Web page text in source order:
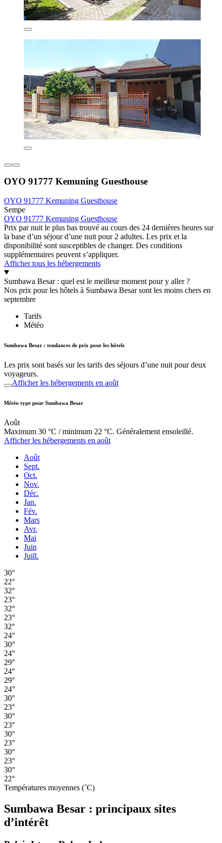
OYO 91777 Kemuning Guesthouse
OYO 91777 Kemuning Guesthouse
Sempe
OYO 91777 Kemuning Guesthouse
Prix par nuit le plus bas trouvé au cours des 24 dernières heures sur
la base d’un séjour d’une nuit pour 2 adultes. Les prix et la
disponibilité sont susceptibles de changer. Des conditions
supplémentaires peuvent s’appliquer.
Afficher tous les hébergements
Sumbawa Besar : quel est le meilleur moment pour y aller ?
Nos prix pour les hôtels à Sumbawa Besar sont les moins chers en
septembre
Tarifs
Météo
Sumbawa Besar : tendances de prix pour les hôtels
Les prix sont basés sur les tarifs des séjours d’une nuit pour deux
voyageurs.
Afficher les hébergements en août
Météo type pour Sumbawa Besar
Août
Maximum 30 °C / minimum 22 °C. Généralement ensoleillé.
Afficher les hébergements en août
Août
Sept.
Oct.
Nov.
Déc.
Jan.
Fév.
Mars
Avr.
Mai
Juin
Juill.
30°
22°
32°
23°
32°
23°
32°
24°
30°
24°
29°
24°
29°
24°
30°
23°
30°
23°
30°
23°
30°
23°
30°
22°
Températures moyennes (˚C)
Sumbawa Besar : principaux sites
d’intérêt